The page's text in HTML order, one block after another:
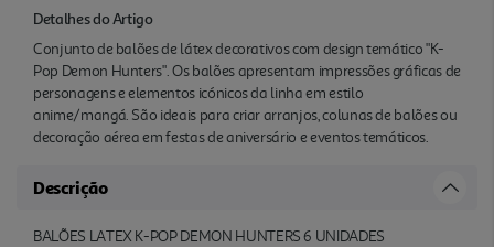
Detalhes do Artigo
Conjunto de balões de látex decorativos com design temático "K-
Pop Demon Hunters". Os balões apresentam impressões gráficas de
personagens e elementos icónicos da linha em estilo
anime/mangá. São ideais para criar arranjos, colunas de balões ou
decoração aérea em festas de aniversário e eventos temáticos.
Descrição
BALÕES LATEX K-POP DEMON HUNTERS 6 UNIDADES